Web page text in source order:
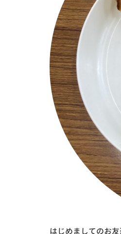
はじめましてのお